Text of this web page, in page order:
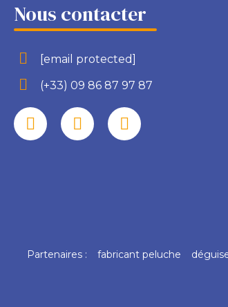
Nous contacter
[email protected]
(+33) 09 86 87 97 87
Partenaires : fabricant peluche